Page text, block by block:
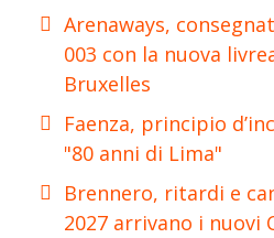
Arenaways,
003 con la nuova
Bruxelles
Faenza, principio
"80 anni di Lima"
Brennero, ritardi e
2027 arrivano i nuovi